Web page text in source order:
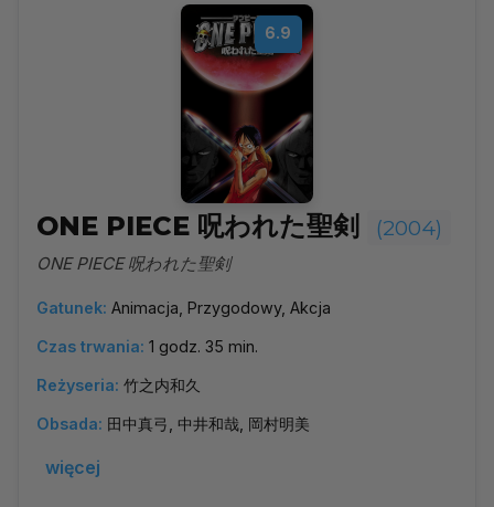
6.9
ONE PIECE 呪われた聖剣 (2004)
ONE PIECE 呪われた聖剣
Gatunek: Animacja, Przygodowy, Akcja
Czas trwania: 1 godz. 35 min.
Reżyseria: 竹之内和久
Obsada: 田中真弓, 中井和哉, 岡村明美
więcej